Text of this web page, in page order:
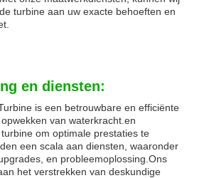
turbine aan uw exacte behoeften en
en diensten:
is een betrouwbare en efficiënte
van waterkracht.en
om optimale prestaties te
een scala aan diensten, waaronder
en probleemoplossing.Ons
het verstrekken van deskundige